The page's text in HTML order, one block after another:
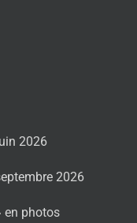
2026
2026
en photos